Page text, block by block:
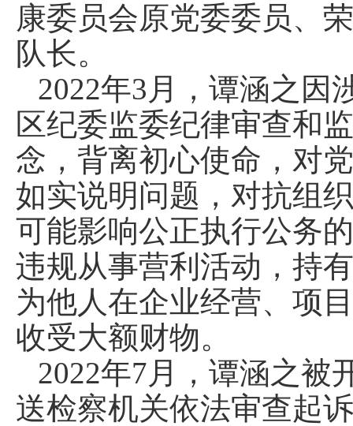
康委员会原党委委员、
队长。
2022年3月，谭涵之因
区纪委监委纪律审查和
念，背离初心使命，对
如实说明问题，对抗组
可能影响公正执行公务
违规从事营利活动，持
为他人在企业经营、项
收受大额财物。
2022年7月，谭涵之被
送检察机关依法审查起